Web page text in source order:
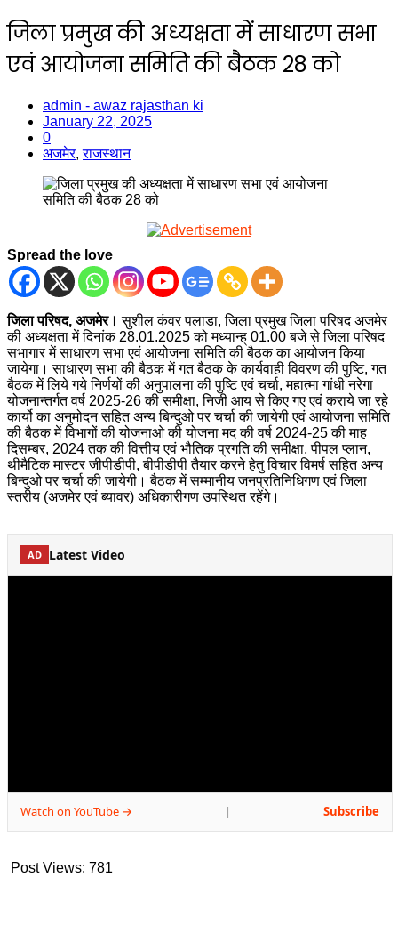
जिला प्रमुख की अध्यक्षता में साधारण सभा
एवं आयोजना समिति की बैठक 28 को
admin - awaz rajasthan ki
January 22, 2025
0
अजमेर,राजस्थान
Spread the love
जिला परिषद, अजमेर। सुशील कंवर पलाडा, जिला प्रमुख जिला परिषद अजमेर
की अध्यक्षता में दिनांक 28.01.2025 को मध्यान्ह् 01.00 बजे से जिला परिषद
सभागार में साधारण सभा एवं आयोजना समिति की बैठक का आयोजन किया
जायेगा। साधारण सभा की बैठक में गत बैठक के कार्यवाही विवरण की पुष्टि, गत
बैठक में लिये गये निर्णयों की अनुपालना की पुष्टि एवं चर्चा, महात्मा गांधी नरेगा
योजनान्तर्गत वर्ष 2025-26 की समीक्षा, निजी आय से किए गए एवं कराये जा रहे
कार्यो का अनुमोदन सहित अन्य बिन्दुओ पर चर्चा की जायेगी एवं आयोजना समिति
की बैठक में विभागों की योजनाओ की योजना मद की वर्ष 2024-25 की माह
दिसम्बर, 2024 तक की वित्तीय एवं भौतिक प्रगति की समीक्षा, पीपल प्लान,
थीमैटिक मास्टर जीपीडीपी, बीपीडीपी तैयार करने हेतु विचार विमर्ष सहित अन्य
बिन्दुओ पर चर्चा की जायेगी। बैठक में सम्मानीय जनप्रतिनिधिगण एवं जिला
स्तरीय (अजमेर एवं ब्यावर) अधिकारीगण उपस्थित रहेंगे।
AD Latest Video
Watch on YouTube → | Subscribe
Post Views: 781